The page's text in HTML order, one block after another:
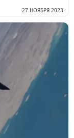
27 НОЯБРЯ 2023